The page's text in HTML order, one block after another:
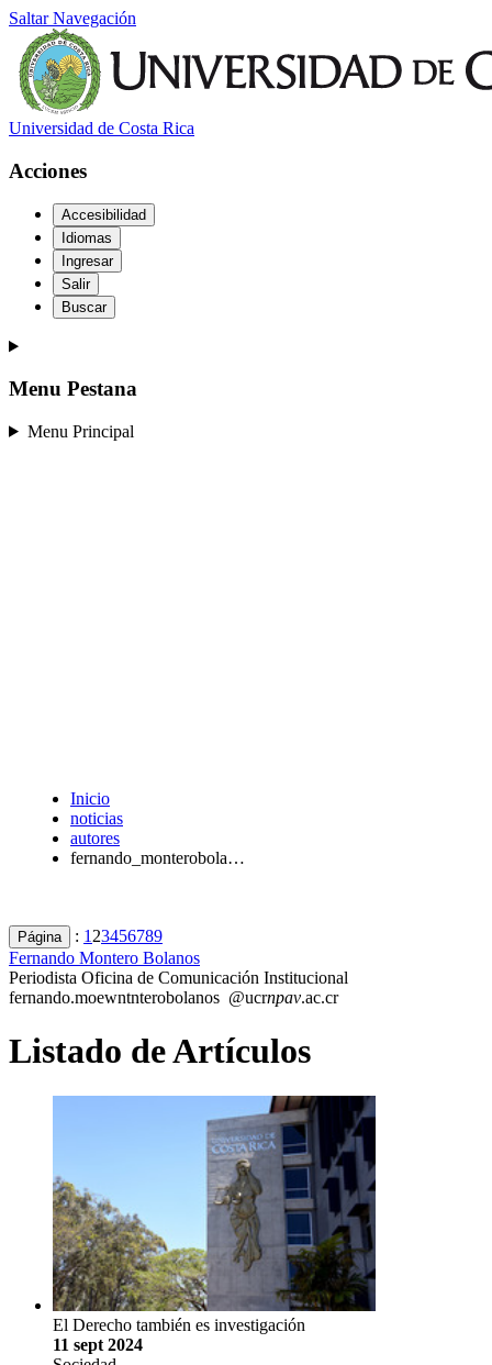
Saltar Navegación
Universidad de Costa Rica
Acciones
Accesibilidad
Idiomas
Ingresar
Salir
Buscar
Menu Pestana
Menu Principal
Inicio
noticias
autores
fernando_monterobola…
Página : 1 23456789
Fernando Montero Bolanos
Periodista Oficina de Comunicación Institucional
fernando.moewntnterobolanos @ucrnpav.ac.cr
Listado de Artículos
El Derecho también es investigación
11 sept 2024